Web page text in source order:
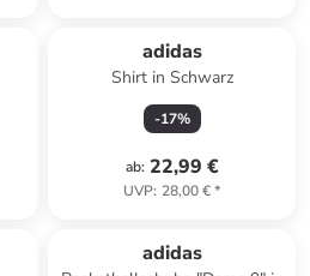
adidas
Shirt in Schwarz
-17%
ab: 22,99 €
UVP: 28,00 €*
adidas